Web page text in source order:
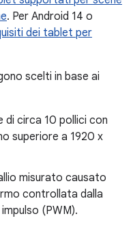
. Per Android 14 o
dei tablet per
scelti in base ai
di circa 10 pollici con
superiore a 1920 x
misurato causato
controllata dalla
(PWM).